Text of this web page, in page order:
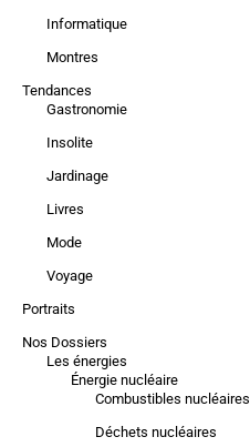
Informatique
Montres
Tendances
Gastronomie
Insolite
Jardinage
Livres
Mode
Voyage
Portraits
Nos Dossiers
Les énergies
Énergie nucléaire
Combustibles nucléaires
Déchets nucléaires